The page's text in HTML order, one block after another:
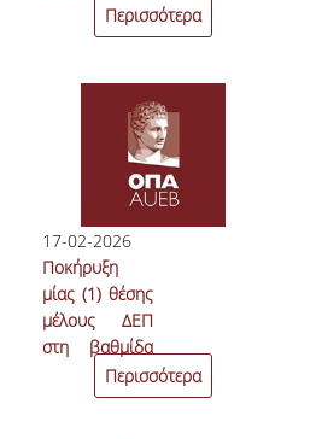
Cast είναι
στον αέρα με
τα Χρήματα |
Get Involved
Περισσότερα
17-02-2026
Ποκήρυξη
μίας (1) θέσης
μέλους ΔΕΠ
στη βαθμίδα
Επίκουρου
Περισσότερα